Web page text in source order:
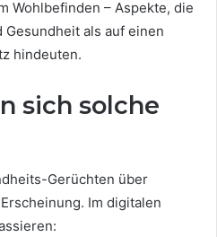
Wohlbefinden – Aspekte, die
als auf einen
hindeuten.
sich solche
Gerüchten über
Im digitalen